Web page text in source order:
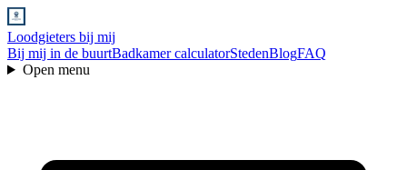
Loodgieters bij mij
Bij mij in de buurtBadkamer calculatorStedenBlogFAQ
Open menu